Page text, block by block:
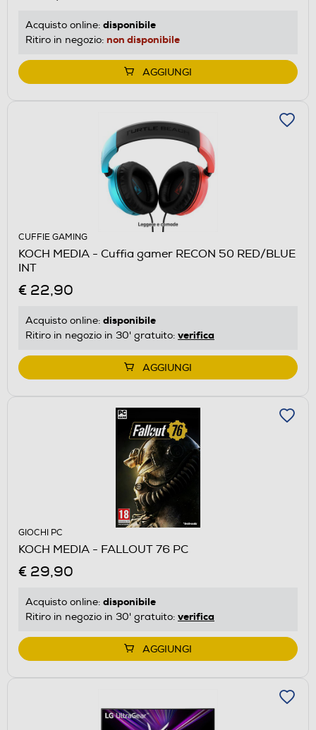
Acquisto online: disponibile
Ritiro in negozio: non disponibile
AGGIUNGI
CUFFIE GAMING
KOCH MEDIA - Cuffia gamer RECON 50 RED/BLUE
INT
€ 22,90
Acquisto online: disponibile
Ritiro in negozio in 30' gratuito: verifica
AGGIUNGI
GIOCHI PC
KOCH MEDIA - FALLOUT 76 PC
€ 29,90
Acquisto online: disponibile
Ritiro in negozio in 30' gratuito: verifica
AGGIUNGI